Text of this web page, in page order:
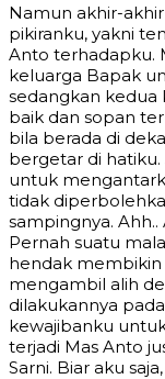
Namun akhir-
pikiranku, yakni
Anto terhadapku.
keluarga Bapak
sedangkan kedua
baik dan sopan
bila berada di
bergetar di hatiku.
untuk
tidak
sampingnya. Ahh..
Pernah suatu
hendak membikin
mengambil alih
dilakukannya
kewajibanku
terjadi Mas Anto
Sarni. Biar aku